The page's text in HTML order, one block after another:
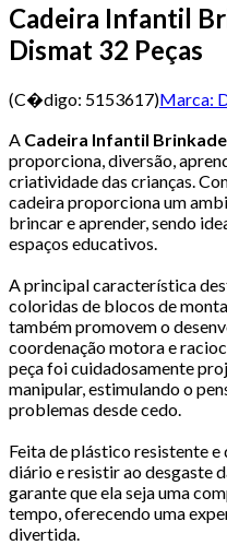
Cadeira Infantil
Dismat 32 Peças
(C�digo: 5153617)Marca:
A Cadeira Infantil
proporciona, diversão,
criatividade das crianças.
cadeira proporciona um
brincar e aprender, sendo
espaços educativos.
A principal característica
coloridas de blocos de
também promovem o
coordenação motora e
peça foi cuidadosamente
manipular, estimulando o
problemas desde cedo.
Feita de plástico resistente e
diário e resistir ao desgaste
garante que ela seja uma
tempo, oferecendo uma
divertida.